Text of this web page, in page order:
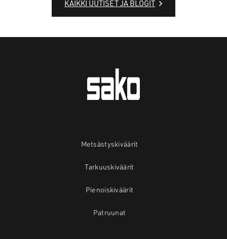
KAIKKI UUTISET JA BLOGIT
Metsästyskiväärit
Tarkuuskiväärit
Pienoiskiväärit
Patruunat